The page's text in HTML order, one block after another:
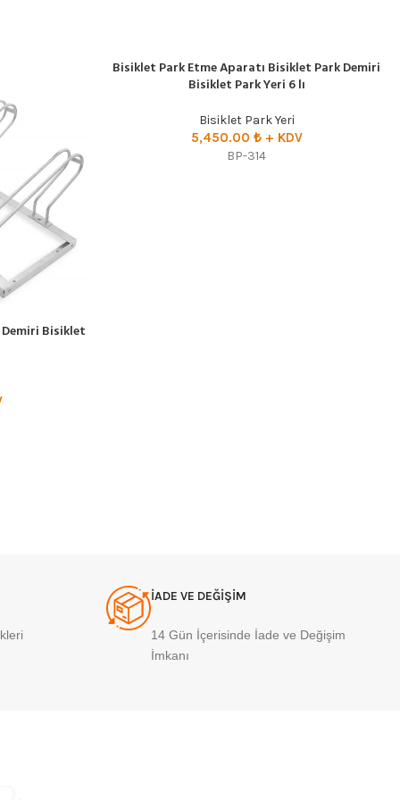
Bisiklet
SEÇENEKLER
Bisiklet Park Etme Aparatı Bisiklet Park Demiri
Bisiklet Park Yeri 6 lı
Bisiklet Park Yeri
5,450.00 ₺+ KDV
BP-314
İADE VE DEĞİŞİM
14 Gün İçerisinde İade ve Değişim
İmkanı